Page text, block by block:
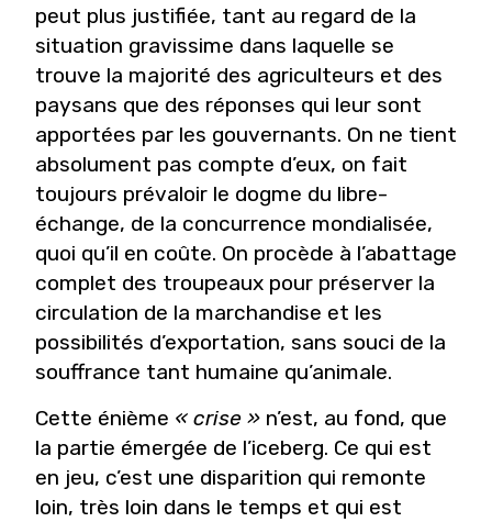
peut plus justifiée, tant au regard de la
situation gravissime dans laquelle se
trouve la majorité des agriculteurs et des
paysans que des réponses qui leur sont
apportées par les gouvernants. On ne tient
absolument pas compte d’eux, on fait
toujours prévaloir le dogme du libre-
échange, de la concurrence mondialisée,
quoi qu’il en coûte. On procède à l’abattage
complet des troupeaux pour préserver la
circulation de la marchandise et les
possibilités d’exportation, sans souci de la
souffrance tant humaine qu’animale.
Cette énième « crise » n’est, au fond, que
la partie émergée de l’iceberg. Ce qui est
en jeu, c’est une disparition qui remonte
loin, très loin dans le temps et qui est